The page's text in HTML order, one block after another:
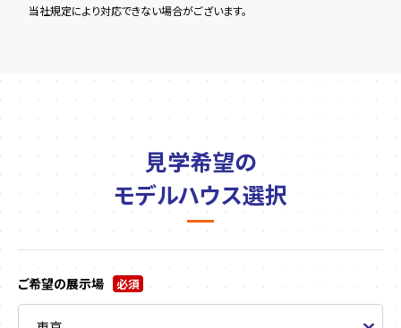
当社規定により対応できない場合がございます。
見学希望の
モデルハウス選択
ご希望の展示場 必須